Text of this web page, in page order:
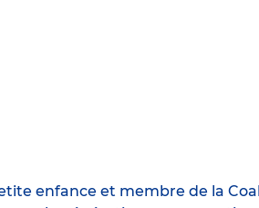
enfance et membre de la